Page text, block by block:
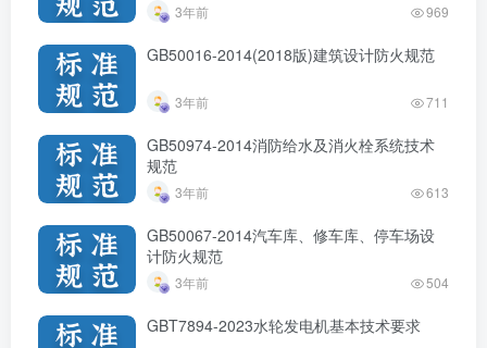
3年前 969
GB50016-2014(2018版)建筑设计防火规范
3年前 711
GB50974-2014消防给水及消火栓系统技术
规范
3年前 613
GB50067-2014汽车库、修车库、停车场设
计防火规范
3年前 504
GBT7894-2023水轮发电机基本技术要求